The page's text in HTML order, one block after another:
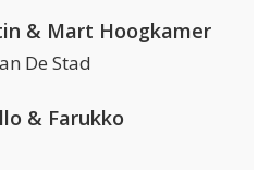
& Mart Hoogkamer
De Stad
& Farukko